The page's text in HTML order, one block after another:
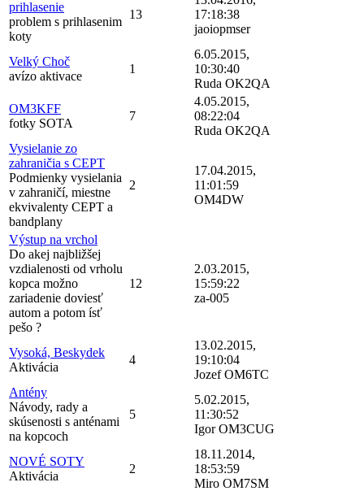
prihlasenie
problem s prihlasenim
koty
13
17:18:38
jaoiopmser
Velký Choč
avízo aktivace
1
6.05.2015,
10:30:40
Ruda OK2QA
OM3KFF
fotky SOTA
7
4.05.2015,
08:22:04
Ruda OK2QA
Vysielanie zo
zahraničia s CEPT
Podmienky vysielania
v zahraničí, miestne
ekvivalenty CEPT a
bandplany
2
17.04.2015,
11:01:59
OM4DW
Výstup na vrchol
Do akej najbližšej
vzdialenosti od vrholu
kopca možno
zariadenie doviesť
autom a potom ísť
pešo ?
12
2.03.2015,
15:59:22
za-005
Vysoká, Beskydek
Aktivácia
4
13.02.2015,
19:10:04
Jozef OM6TC
Antény
Návody, rady a
skúsenosti s anténami
na kopcoch
5
5.02.2015,
11:30:52
Igor OM3CUG
NOVÉ SOTY
Aktivácia
2
18.11.2014,
18:53:59
Miro OM7SM